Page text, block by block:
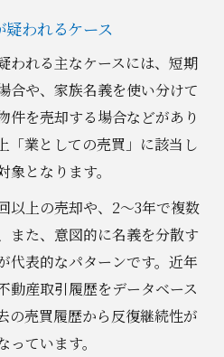
われるケース
われる主なケースには、短期
合や、家族名義を使い分けて
件を売却する場合などがあり
「業としての売買」に該当し
となります。
以上の売却や、2～3年で複数
また、意図的に名義を分散す
代表的なパターンです。近年
動産取引履歴をデータベース
の売買履歴から反復継続性が
ています。